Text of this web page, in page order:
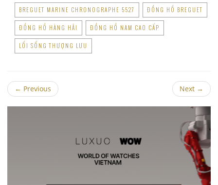
BREGUET MARINE CHRONOGRAPHE 5527 ĐỒNG HỒ BREGUET
ĐỒNG HỒ HÀNG HẢI ĐỒNG HỒ NAM CAO CẤP
LỐI SỐNG THƯỢNG LƯU
← Previous Next →